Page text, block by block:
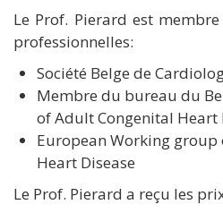
Le Prof. Pierard est
professionnelles:
Société Belge de
Membre du bureau du
of Adult Congenital Heart
European Working
Heart Disease
Le Prof. Pierard a reçu les